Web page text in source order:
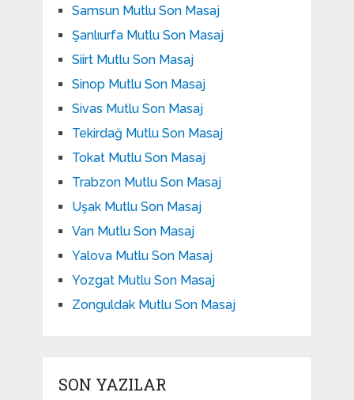
Samsun Mutlu Son Masaj
Şanlıurfa Mutlu Son Masaj
Siirt Mutlu Son Masaj
Sinop Mutlu Son Masaj
Sivas Mutlu Son Masaj
Tekirdağ Mutlu Son Masaj
Tokat Mutlu Son Masaj
Trabzon Mutlu Son Masaj
Uşak Mutlu Son Masaj
Van Mutlu Son Masaj
Yalova Mutlu Son Masaj
Yozgat Mutlu Son Masaj
Zonguldak Mutlu Son Masaj
SON YAZILAR